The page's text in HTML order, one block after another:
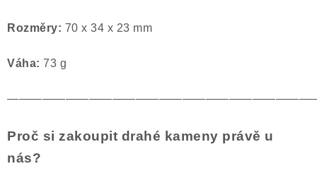
Rozměry: 70 x 34 x 23 mm
Váha: 73 g
Proč si zakoupit drahé kameny právě u
nás?